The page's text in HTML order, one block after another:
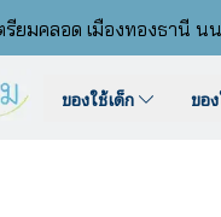
ตรียมคลอด เมืองทองธานี น
ของใช้เด็ก ขอ